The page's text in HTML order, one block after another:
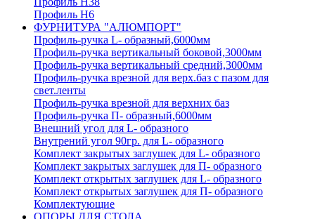
Профиль H6
ФУРНИТУРА "АЛЮМПОРТ"
Профиль-ручка L- образный,6000мм
Профиль-ручка вертикальный боковой,3000мм
Профиль-ручка вертикальный средний,3000мм
Профиль-ручка врезной для верх.баз с пазом для
свет.ленты
Профиль-ручка врезной для верхних баз
Профиль-ручка П- образный,6000мм
Внешний угол для L- образного
Внутрений угол 90гр. для L- образного
Комплект закрытых заглушек для L- образного
Комплект закрытых заглушек для П- образного
Комплект открытых заглушек для L- образного
Комплект открытых заглушек для П- образного
Комплектующие
ОПОРЫ ДЛЯ СТОЛА